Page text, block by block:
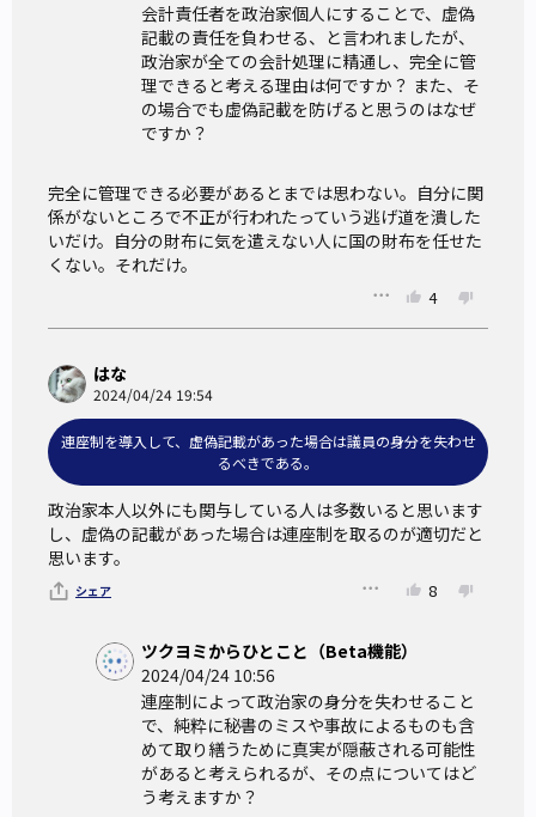
会計責任者を政治家個人にすることで、虚偽
記載の責任を負わせる、と言われましたが、
政治家が全ての会計処理に精通し、完全に管
理できると考える理由は何ですか？ また、そ
の場合でも虚偽記載を防げると思うのはなぜ
ですか？
完全に管理できる必要があるとまでは思わない。自分に関
係がないところで不正が行われたっていう逃げ道を潰した
いだけ。自分の財布に気を遣えない人に国の財布を任せた
くない。それだけ。
4
はな
2024/04/24 19:54
連座制を導入して、虚偽記載があった場合は議員の身分を失わせ
るべきである。
政治家本人以外にも関与している人は多数いると思います
し、虚偽の記載があった場合は連座制を取るのが適切だと
思います。
シェア 8
ツクヨミからひとこと（Beta機能）
2024/04/24 10:56
連座制によって政治家の身分を失わせること
で、純粋に秘書のミスや事故によるものも含
めて取り繕うために真実が隠蔽される可能性
があると考えられるが、その点についてはど
う考えますか？